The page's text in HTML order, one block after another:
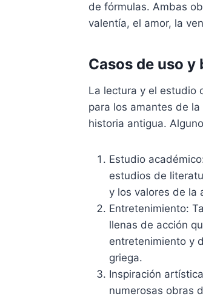
de fórmulas. Ambas
valentía, el amor, la
Casos de uso
La lectura y el estudio
para los amantes de
historia antigua.
Estudio
estudios de
y los valores de la
Entretenimiento:
llenas de acción
entretenimiento y
griega.
Inspiración
numerosas obras